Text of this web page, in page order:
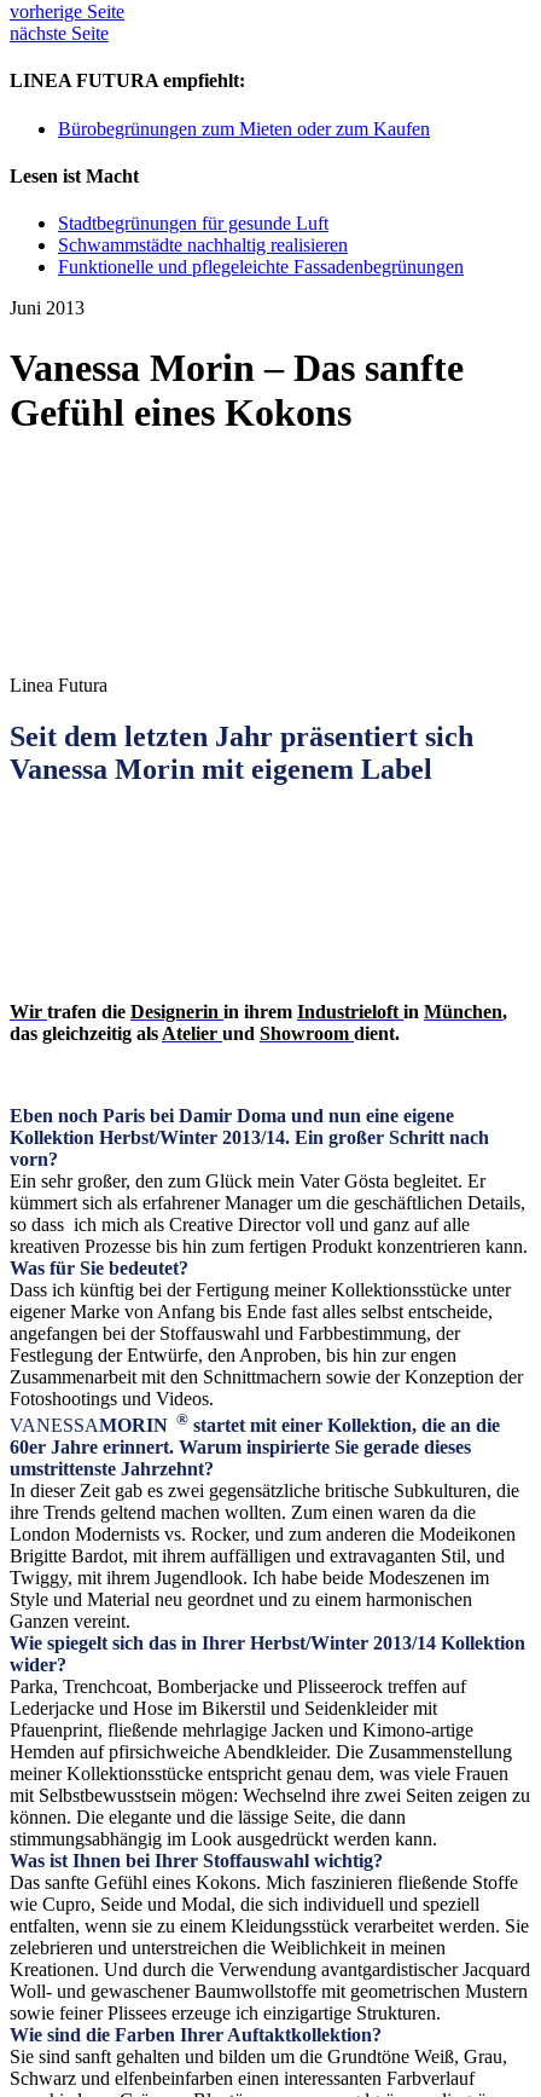
vorherige Seite
nächste Seite
LINEA FUTURA empfiehlt:
Bürobegrünungen zum Mieten oder zum Kaufen
Lesen ist Macht
Stadtbegrünungen für gesunde Luft
Schwammstädte nachhaltig realisieren
Funktionelle und pflegeleichte Fassadenbegrünungen
Juni 2013
Vanessa Morin – Das sanfte
Gefühl eines Kokons
Linea Futura
Seit dem letzten Jahr präsentiert sich
Vanessa Morin mit eigenem Label
Wir trafen die Designerin in ihrem Industrieloft in München,
das gleichzeitig als Atelier und Showroom dient.
Eben noch Paris bei Damir Doma und nun eine eigene
Kollektion Herbst/Winter 2013/14. Ein großer Schritt nach
vorn?
Ein sehr großer, den zum Glück mein Vater Gösta begleitet. Er
kümmert sich als erfahrener Manager um die geschäftlichen Details,
so dass ich mich als Creative Director voll und ganz auf alle
kreativen Prozesse bis hin zum fertigen Produkt konzentrieren kann.
Was für Sie bedeutet?
Dass ich künftig bei der Fertigung meiner Kollektionsstücke unter
eigener Marke von Anfang bis Ende fast alles selbst entscheide,
angefangen bei der Stoffauswahl und Farbbestimmung, der
Festlegung der Entwürfe, den Anproben, bis hin zur engen
Zusammenarbeit mit den Schnittmachern sowie der Konzeption der
Fotoshootings und Videos.
VANESSAMORIN ® startet mit einer Kollektion, die an die
60er Jahre erinnert. Warum inspirierte Sie gerade dieses
umstrittenste Jahrzehnt?
In dieser Zeit gab es zwei gegensätzliche britische Subkulturen, die
ihre Trends geltend machen wollten. Zum einen waren da die
London Modernists vs. Rocker, und zum anderen die Modeikonen
Brigitte Bardot, mit ihrem auffälligen und extravaganten Stil, und
Twiggy, mit ihrem Jugendlook. Ich habe beide Modeszenen im
Style und Material neu geordnet und zu einem harmonischen
Ganzen vereint.
Wie spiegelt sich das in Ihrer Herbst/Winter 2013/14 Kollektion
wider?
Parka, Trenchcoat, Bomberjacke und Plisseerock treffen auf
Lederjacke und Hose im Bikerstil und Seidenkleider mit
Pfauenprint, fließende mehrlagige Jacken und Kimono-artige
Hemden auf pfirsichweiche Abendkleider. Die Zusammenstellung
meiner Kollektionsstücke entspricht genau dem, was viele Frauen
mit Selbstbewusstsein mögen: Wechselnd ihre zwei Seiten zeigen zu
können. Die elegante und die lässige Seite, die dann
stimmungsabhängig im Look ausgedrückt werden kann.
Was ist Ihnen bei Ihrer Stoffauswahl wichtig?
Das sanfte Gefühl eines Kokons. Mich faszinieren fließende Stoffe
wie Cupro, Seide und Modal, die sich individuell und speziell
entfalten, wenn sie zu einem Kleidungsstück verarbeitet werden. Sie
zelebrieren und unterstreichen die Weiblichkeit in meinen
Kreationen. Und durch die Verwendung avantgardistischer Jacquard
Woll- und gewaschener Baumwollstoffe mit geometrischen Mustern
sowie feiner Plissees erzeuge ich einzigartige Strukturen.
Wie sind die Farben Ihrer Auftaktkollektion?
Sie sind sanft gehalten und bilden um die Grundtöne Weiß, Grau,
Schwarz und elfenbeinfarben einen interessanten Farbverlauf